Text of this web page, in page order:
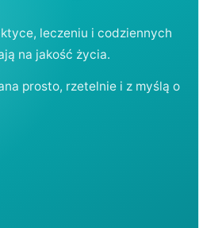
leczeniu i codziennych
na jakość życia.
prosto, rzetelnie i z myślą o